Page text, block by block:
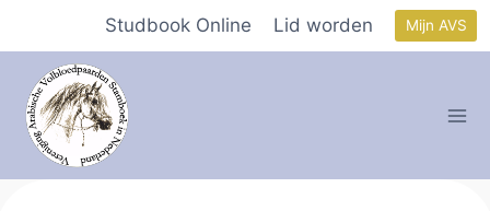
inhoud
Studbook Online Lid worden Mijn AVS